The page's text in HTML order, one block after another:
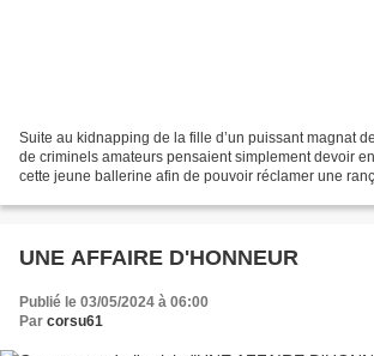
Suite au kidnapping de la fille d’un puissant magnat
de criminels amateurs pensaient simplement devoir
cette jeune ballerine afin de pouvoir réclamer une
UNE AFFAIRE D'HONNEUR
Publié le 03/05/2024 à 06:00
Par corsu61